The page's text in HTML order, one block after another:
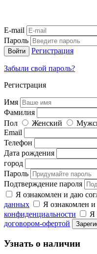
E-mail
Пароль
Регистрация
Забыли свой пароль?
Регистрация
Имя
Фамилия
Пол
Женский
Email
Телефон
Дата рождения
город
Пароль
Подтверждение пароля
Я ознакомлен и даю
данных
Я ознакомлен и
конфиденциальности
Я
договором-офертой
Узнать о наличии